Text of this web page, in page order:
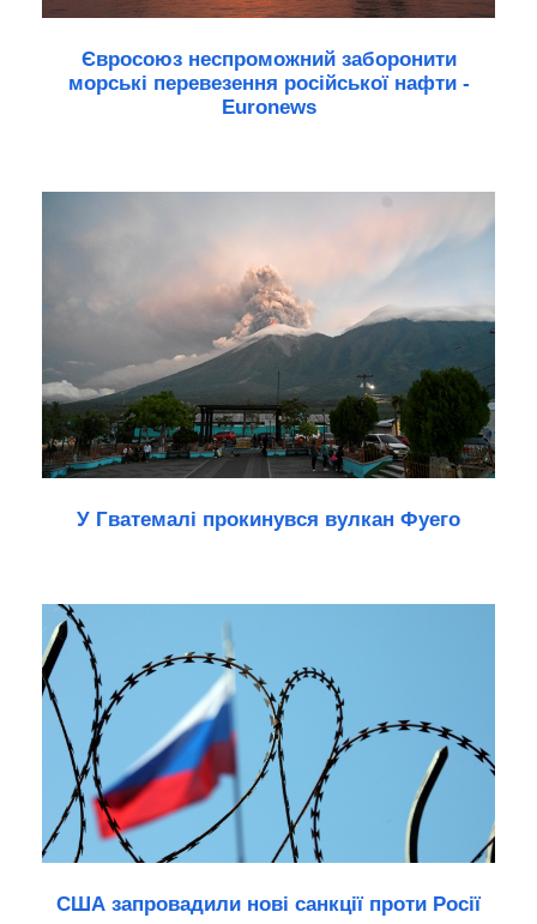
Євросоюз неспроможний заборонити
морські перевезення російської нафти -
Euronews
У Гватемалі прокинувся вулкан Фуего
США запровадили нові санкції проти Росії